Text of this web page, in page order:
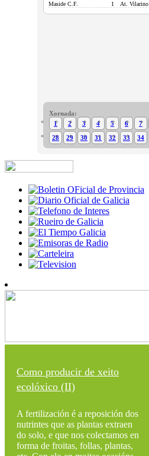
Maside C.F.
1 At. Vilarino
Xornada:
1
2 3 4 5 6 7
28
29 30 31 32 33 34
Como producir de xeito
ecolóxico (II)
A fertilización é a reposición dos
nutrintes que as plantas extraen
do solo, e que nos colectamos en
forma de froitas, follas, plantas,